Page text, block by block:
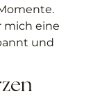
mich eine
und